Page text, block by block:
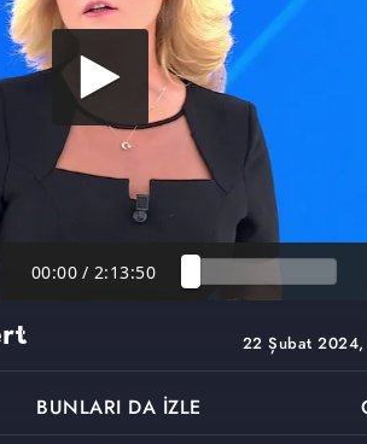
00:00 / 2:13:50
22 Şubat 2024,
BUNLARI DA İZLE